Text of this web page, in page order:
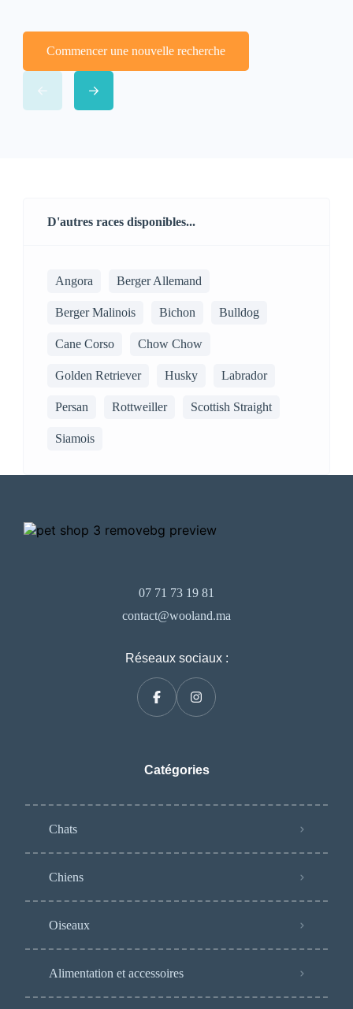
Commencer une nouvelle recherche
D'autres races disponibles...
Angora Berger Allemand
Berger Malinois Bichon Bulldog
Cane Corso Chow Chow
Golden Retriever Husky Labrador
Persan Rottweiller Scottish Straight
Siamois
07 71 73 19 81
contact@wooland.ma
Réseaux sociaux :
Catégories
Chats
Chiens
Oiseaux
Alimentation et accessoires